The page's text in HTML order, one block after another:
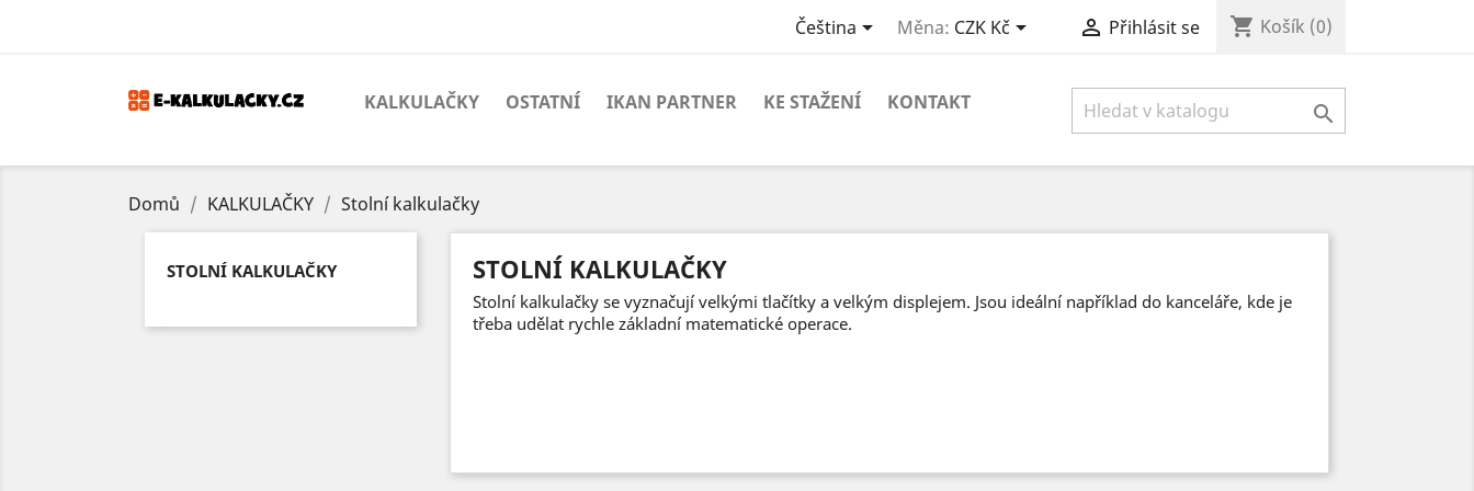
Čeština Měna: CZK Kč  Přihlásit se shopping_cart Košík (0)
KALKULAČKY OSTATNÍ IKAN PARTNER KE STAŽENÍ KONTAKT 
Domů KALKULAČKY Stolní kalkulačky
STOLNÍ KALKULAČKY STOLNÍ KALKULAČKY
Stolní kalkulačky se vyznačují velkými tlačítky a velkým displejem. Jsou ideální například do kanceláře, kde je
třeba udělat rychle základní matematické operace.